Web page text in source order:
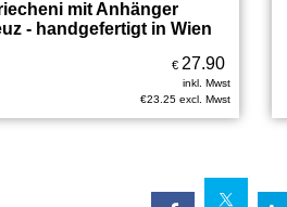
mit Anhänger
- handgefertigt in Wien
€ 27.90
inkl. Mwst
€23.25 excl. Mwst